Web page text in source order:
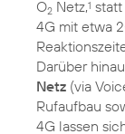
O2 Netz,1 statt
4G mit etwa
Darüber
Netz (via
Rufaufbau
4G lassen